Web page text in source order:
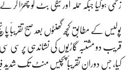
زخمی ہوگیا جبکہ حملہ آور ٹیفی بٹ کو چھڑا کر
پولیس کے مطابق کچھ گھنٹوں بعد صبح تقریباً
قریب دو مشتبہ گاڑیوں کی نشاندہی پر
کیا، جس دوران تقریباً پچیس منٹ تک شدید